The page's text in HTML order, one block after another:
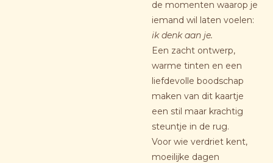
de momenten waarop je
iemand wil laten voelen:
ik denk aan je.
Een zacht ontwerp,
warme tinten en een
liefdevolle boodschap
maken van dit kaartje
een stil maar krachtig
steuntje in de rug.
Voor wie verdriet kent,
moeilijke dagen